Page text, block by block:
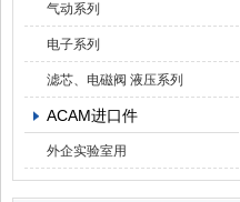
气动系列
电子系列
滤芯、电磁阀 液压系列
ACAM进口件
外企实验室用